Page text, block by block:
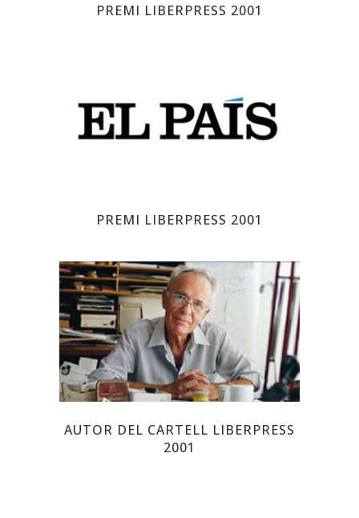
PREMI LIBERPRESS 2001
EL PAÍS
PREMI LIBERPRESS 2001
CESC
AUTOR DEL CARTELL LIBERPRESS
2001